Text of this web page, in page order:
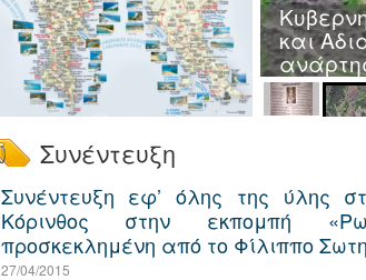
και
Συνέντευξη
Συνέντευξη εφ’ όλης της ύλης
Κόρινθος στην εκπομπή
προσκεκλημένη από το Φίλιππο
27/04/2015